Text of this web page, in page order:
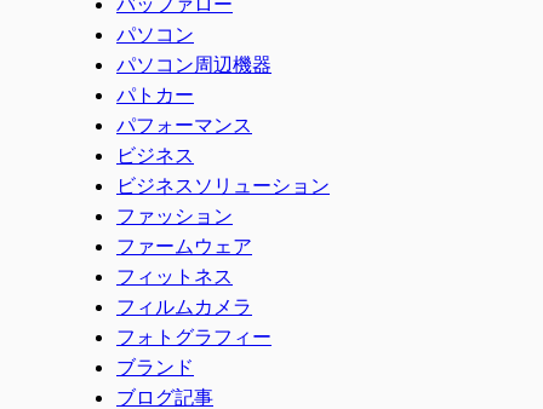
パソコン
パソコン周辺機器
パトカー
パフォーマンス
ビジネス
ビジネスソリューション
ファッション
ファームウェア
フィットネス
フィルムカメラ
フォトグラフィー
ブランド
ブログ記事